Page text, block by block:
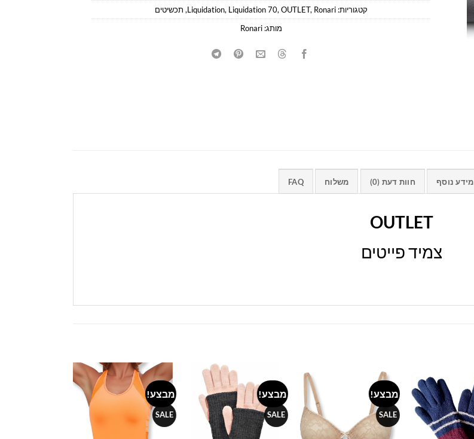
קטגוריות:
Liquidation, Liquidation 70, OUTLET, Ronari
, תכשיטים
מותג:Ronari
מידע נוסף חוות דעת (0) משלוח FAQ
OUTLET
צמיד פייטים
Add to
wishlist
מבצע!
SALE
Add to
wishlist
מבצע!
SALE
Add to
wishlist
מבצע!
SALE
Add to
wishlist